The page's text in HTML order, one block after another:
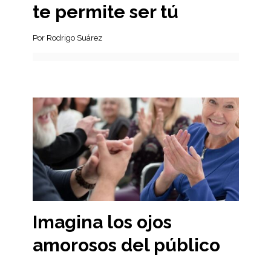
te permite ser tú
Por Rodrigo Suárez
Imagina los ojos
amorosos del público